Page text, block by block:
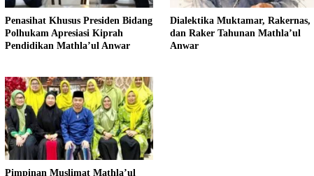
Penasihat Khusus Presiden Bidang
Polhukam Apresiasi Kiprah
Pendidikan Mathla’ul Anwar
Dialektika Muktamar, Rakernas,
dan Raker Tahunan Mathla’ul
Anwar
Pimpinan Muslimat Mathla’ul